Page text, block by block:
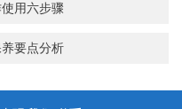
用六步骤
要点分析